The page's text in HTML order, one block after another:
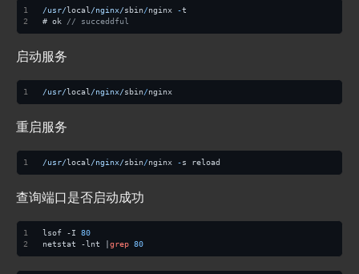
/usr/local /nginx/sbin/nginx -t
# ok // succeddful
启动服务
/usr/local /nginx/sbin/nginx
重启服务
/usr/local /nginx/sbin/nginx -s reload
查询端口是否启动成功
lsof -I 80
netstat -lnt | grep 80